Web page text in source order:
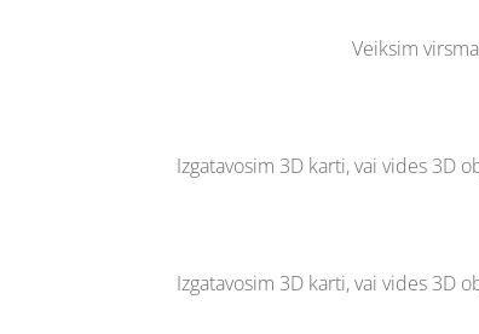
Veiksim
Izgatavosim 3D karti, vai vides 3D
Izgatavosim 3D karti, vai vides 3D